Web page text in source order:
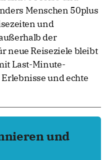
Menschen 50plus
und
der
neue Reiseziele bleibt
Last-Minute-
und echte
und